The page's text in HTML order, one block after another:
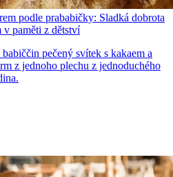
podle prababičky: Sladká dobrota
v paměti z dětství
pečený svítek s kakaem a
z jednoho plechu z jednoduchého